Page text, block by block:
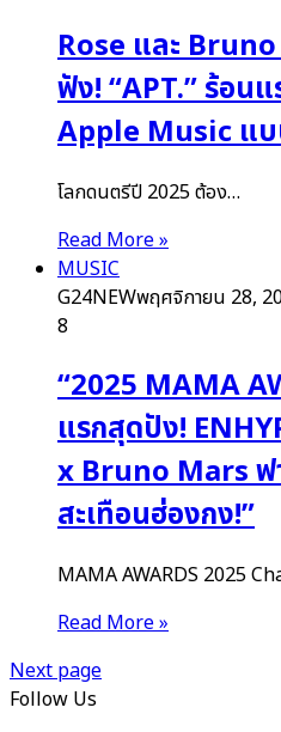
Rose และ
ฟัง! “APT.” ร้อน
Apple Music แบ
โลกดนตรีปี 2025 ต้อง…
Read More »
MUSIC
G24NEWพฤศจิกายน 28,
8
“2025 MAMA
แรกสุดปัง!
x Bruno Mars ฟ
สะเทือนฮ่องกง!”
MAMA AWARDS 2025
Read More »
Next page
Follow Us